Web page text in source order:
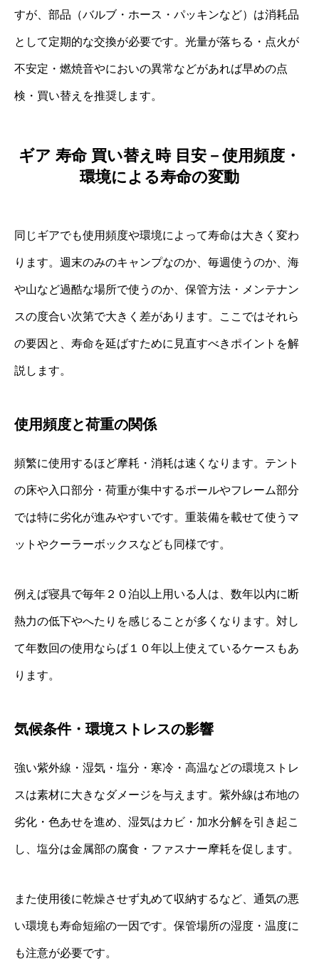
すが、部品（バルブ・ホース・パッキンなど）は消耗品
として定期的な交換が必要です。光量が落ちる・点火が
不安定・燃焼音やにおいの異常などがあれば早めの点
検・買い替えを推奨します。
ギア 寿命 買い替え時 目安－使用頻度・
環境による寿命の変動
同じギアでも使用頻度や環境によって寿命は大きく変わ
ります。週末のみのキャンプなのか、毎週使うのか、海
や山など過酷な場所で使うのか、保管方法・メンテナン
スの度合い次第で大きく差があります。ここではそれら
の要因と、寿命を延ばすために見直すべきポイントを解
説します。
使用頻度と荷重の関係
頻繁に使用するほど摩耗・消耗は速くなります。テント
の床や入口部分・荷重が集中するポールやフレーム部分
では特に劣化が進みやすいです。重装備を載せて使うマ
ットやクーラーボックスなども同様です。
例えば寝具で毎年２０泊以上用いる人は、数年以内に断
熱力の低下やへたりを感じることが多くなります。対し
て年数回の使用ならば１０年以上使えているケースもあ
ります。
気候条件・環境ストレスの影響
強い紫外線・湿気・塩分・寒冷・高温などの環境ストレ
スは素材に大きなダメージを与えます。紫外線は布地の
劣化・色あせを進め、湿気はカビ・加水分解を引き起こ
し、塩分は金属部の腐食・ファスナー摩耗を促します。
また使用後に乾燥させず丸めて収納するなど、通気の悪
い環境も寿命短縮の一因です。保管場所の湿度・温度に
も注意が必要です。